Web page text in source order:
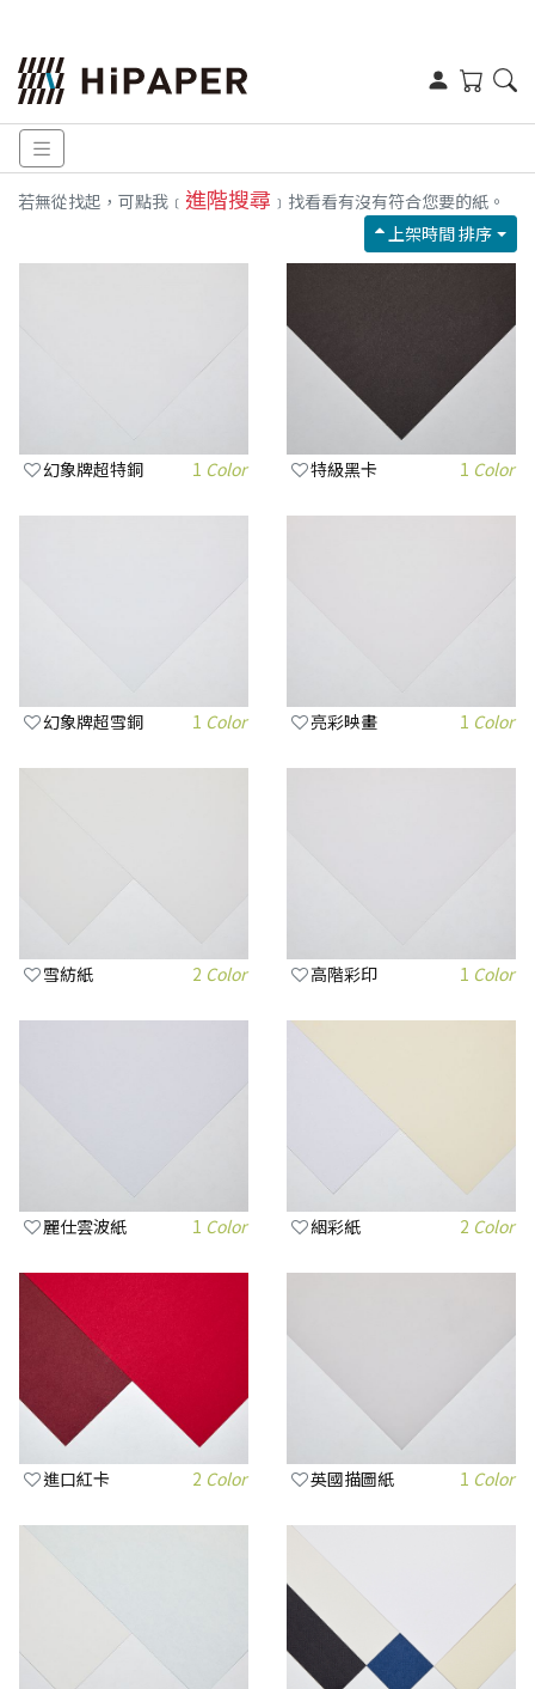
若無從找起，可點我﹝ 進階搜尋 ﹞找看看有沒有符合您要的紙。
上架時間 排序
幻象牌超特銅 1 Color 特級黑卡 1 Color
幻象牌超雪銅 1 Color 亮彩映畫 1 Color
雪紡紙 2 Color 高階彩印 1 Color
麗仕雲波紙 1 Color 絪彩紙 2 Color
進口紅卡 2 Color 英國描圖紙 1 Color